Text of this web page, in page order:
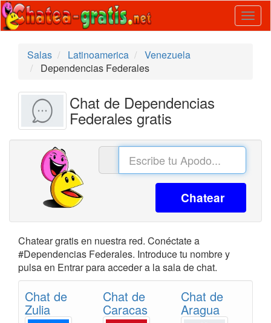
Salas
Latinoamerica
Venezuela
Dependencias Federales
Chat de Dependencias
Federales gratis
Chatear
Chatear gratis en nuestra red. Conéctate a
#Dependencias Federales. Introduce tu nombre y
pulsa en Entrar para acceder a la sala de chat.
Chat de
Zulia
Chat de
Caracas
Chat de
Aragua